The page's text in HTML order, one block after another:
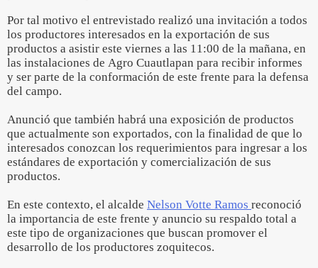
Por tal motivo el entrevistado realizó una invitación a todos
los productores interesados en la exportación de sus
productos a asistir este viernes a las 11:00 de la mañana, en
las instalaciones de Agro Cuautlapan para recibir informes
y ser parte de la conformación de este frente para la defensa
del campo.
Anunció que también habrá una exposición de productos
que actualmente son exportados, con la finalidad de que lo
interesados conozcan los requerimientos para ingresar a los
estándares de exportación y comercialización de sus
productos.
En este contexto, el alcalde Nelson Votte Ramos reconoció
la importancia de este frente y anuncio su respaldo total a
este tipo de organizaciones que buscan promover el
desarrollo de los productores zoquitecos.